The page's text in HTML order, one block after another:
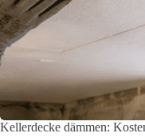
Kellerdecke dämmen: